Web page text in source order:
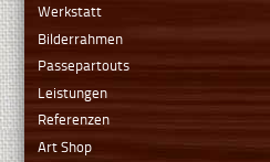
Werkstatt
Bilderrahmen
Passepartouts
Leistungen
Referenzen
Art Shop